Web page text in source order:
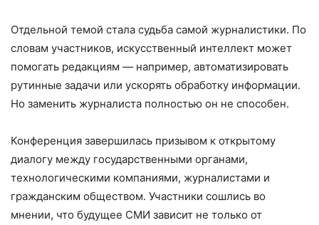
Отдельной темой стала судьба самой журналистики. По
словам участников, искусственный интеллект может
помогать редакциям — например, автоматизировать
рутинные задачи или ускорять обработку информации.
Но заменить журналиста полностью он не способен.
Конференция завершилась призывом к открытому
диалогу между государственными органами,
технологическими компаниями, журналистами и
гражданским обществом. Участники сошлись во
мнении, что будущее СМИ зависит не только от